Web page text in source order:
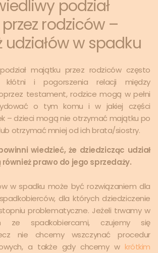
podział
rodziców –
udziałów w spadku
majątku przez rodziców często
i pogorszenia relacji między
testament, rodzice mogą w pełni
o tym komu i w jakiej części
– dzieci mogą nie otrzymać majątku po
otrzymać mniej od ich brata/siostry.
wiedzieć, że dziedzicząc udział
prawo do jego sprzedaży.
w spadku może być rozwiązaniem dla
dla których dziedziczenie
problematyczne. Jeżeli trwamy w
ze spadkobiercami, czujemy się
nie chcemy wszczynać procedur
a także gdy chcemy wkrótkim